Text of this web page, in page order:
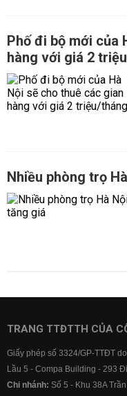
Phố đi bộ mới của
hàng với giá 2
Nhiều phòng trọ
TRANG TTĐTTH CỦA
Giấy phép số 3324/GP-TTĐT
Lầu 5 - Compa Building - 293
Chi nhánh: Số 5 - Khu 38A